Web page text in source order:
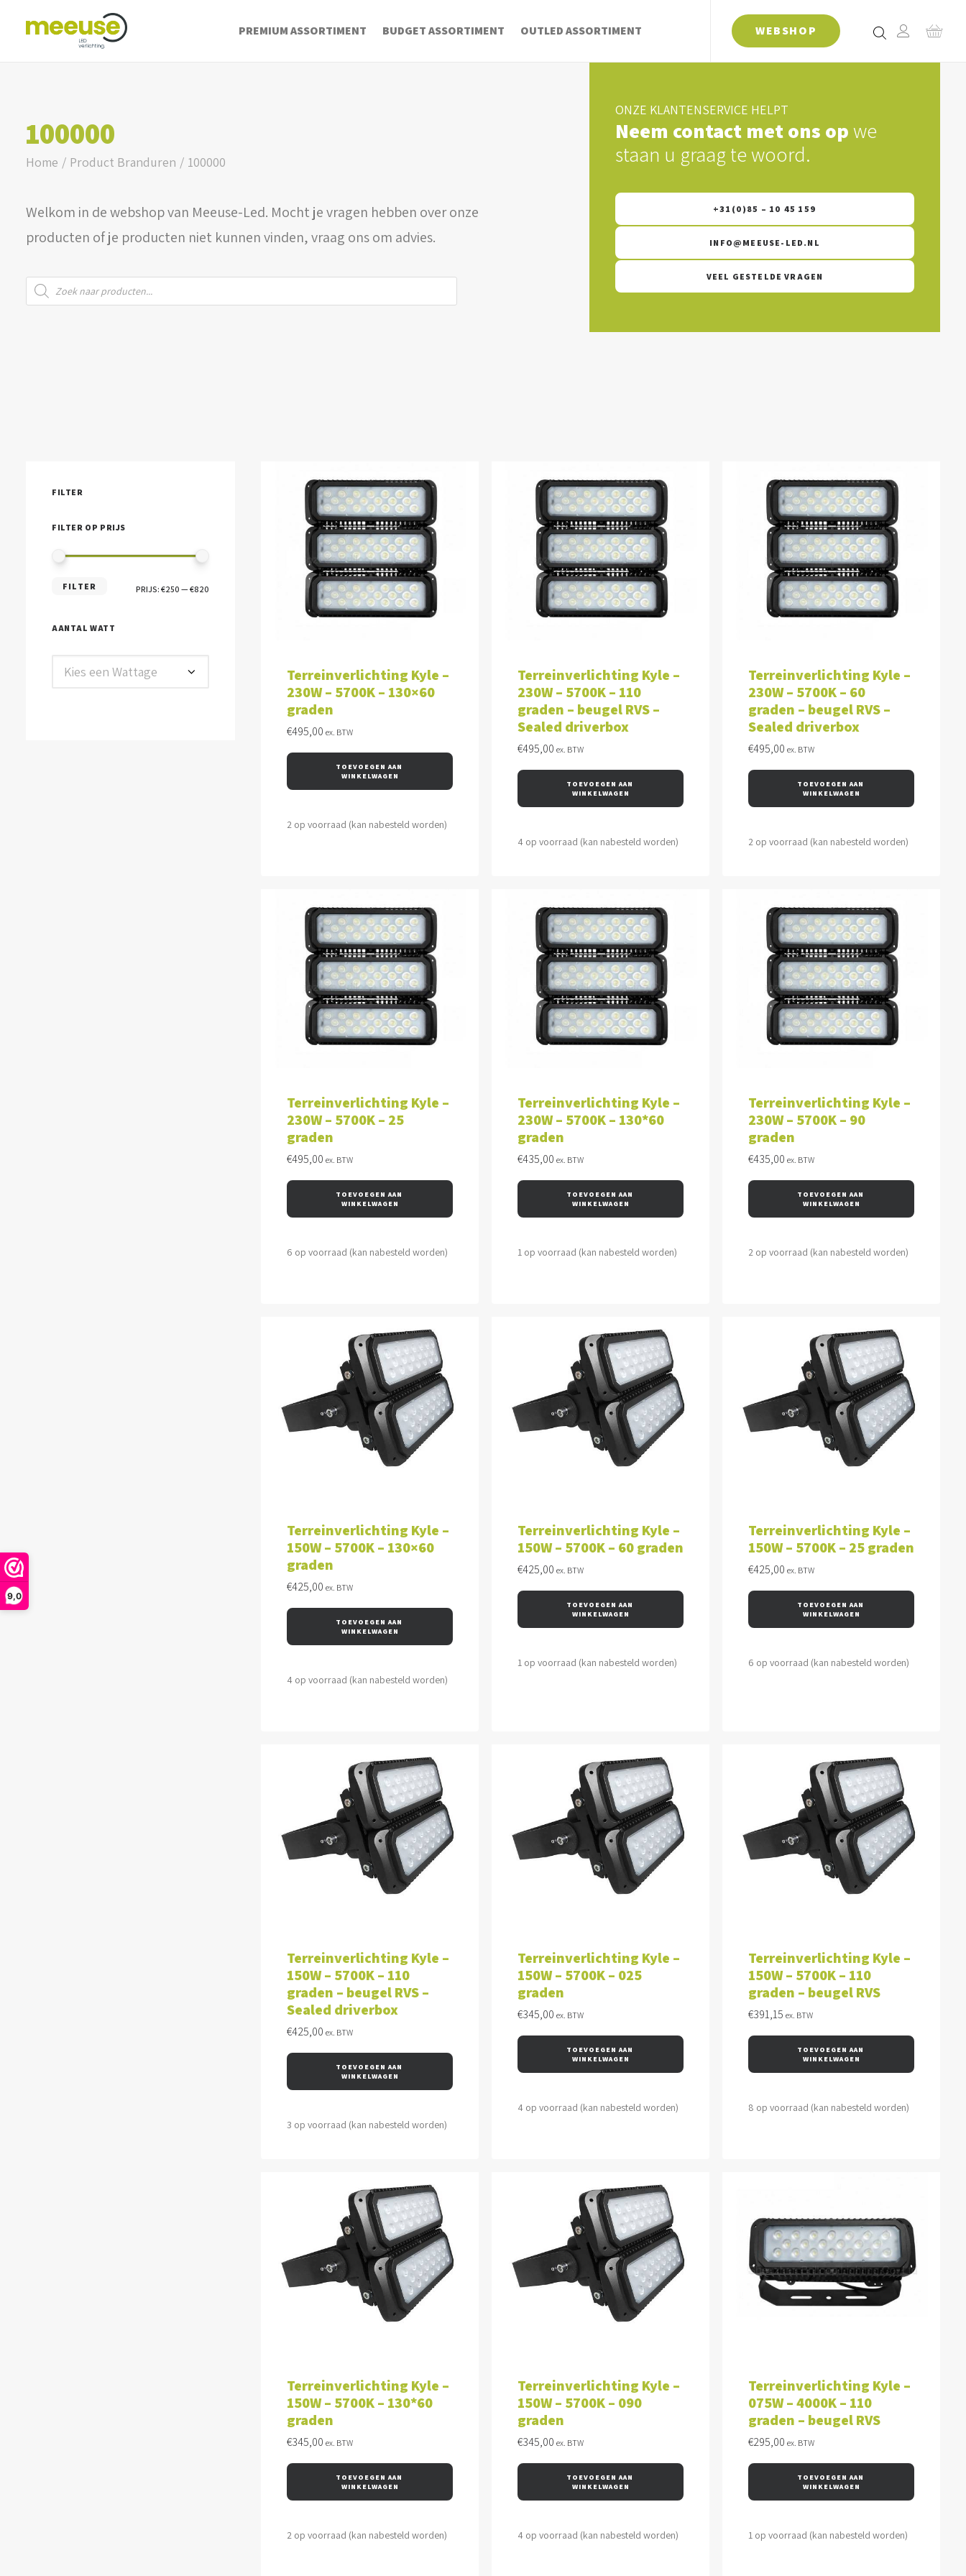
9,0
PREMIUM ASSORTIMENT BUDGET ASSORTIMENT OUTLED ASSORTIMENT WEBSHOP
100000
Home Product Branduren 100000
Welkom in de webshop van Meeuse-Led. Mocht je vragen hebben over onze
producten of je producten niet kunnen vinden, vraag ons om advies.
Producten
zoeken
ONZE KLANTENSERVICE HELPT
Neem contact met ons opwe
staan u graag te woord.
+31(0)85 – 10 45 159
INFO@MEEUSE-LED.NL
VEEL GESTELDE VRAGEN
FILTER
FILTER OP PRIJS
FILTER PRIJS: €250 — €820
AANTAL WATT
Kies een Wattage
Terreinverlichting Kyle –
230W – 5700K – 130×60
graden
€495,00 ex. BTW
TOEVOEGEN AAN
WINKELWAGEN
2 op voorraad (kan nabesteld worden)
Terreinverlichting Kyle –
230W – 5700K – 110
graden – beugel RVS –
Sealed driverbox
€495,00 ex. BTW
TOEVOEGEN AAN
WINKELWAGEN
4 op voorraad (kan nabesteld worden)
Terreinverlichting Kyle –
230W – 5700K – 60
graden – beugel RVS –
Sealed driverbox
€495,00 ex. BTW
TOEVOEGEN AAN
WINKELWAGEN
2 op voorraad (kan nabesteld worden)
Terreinverlichting Kyle –
230W – 5700K – 25
graden
€495,00 ex. BTW
TOEVOEGEN AAN
WINKELWAGEN
6 op voorraad (kan nabesteld worden)
Terreinverlichting Kyle –
230W – 5700K – 130*60
graden
€435,00 ex. BTW
TOEVOEGEN AAN
WINKELWAGEN
1 op voorraad (kan nabesteld worden)
Terreinverlichting Kyle –
230W – 5700K – 90
graden
€435,00 ex. BTW
TOEVOEGEN AAN
WINKELWAGEN
2 op voorraad (kan nabesteld worden)
Terreinverlichting Kyle –
150W – 5700K – 130×60
graden
€425,00 ex. BTW
TOEVOEGEN AAN
WINKELWAGEN
4 op voorraad (kan nabesteld worden)
Terreinverlichting Kyle –
150W – 5700K – 60 graden
€425,00 ex. BTW
TOEVOEGEN AAN
WINKELWAGEN
1 op voorraad (kan nabesteld worden)
Terreinverlichting Kyle –
150W – 5700K – 25 graden
€425,00 ex. BTW
TOEVOEGEN AAN
WINKELWAGEN
6 op voorraad (kan nabesteld worden)
Terreinverlichting Kyle –
150W – 5700K – 110
graden – beugel RVS –
Sealed driverbox
€425,00 ex. BTW
TOEVOEGEN AAN
WINKELWAGEN
3 op voorraad (kan nabesteld worden)
Terreinverlichting Kyle –
150W – 5700K – 025
graden
€345,00 ex. BTW
TOEVOEGEN AAN
WINKELWAGEN
4 op voorraad (kan nabesteld worden)
Terreinverlichting Kyle –
150W – 5700K – 110
graden – beugel RVS
€391,15 ex. BTW
TOEVOEGEN AAN
WINKELWAGEN
8 op voorraad (kan nabesteld worden)
Terreinverlichting Kyle –
150W – 5700K – 130*60
graden
€345,00 ex. BTW
TOEVOEGEN AAN
WINKELWAGEN
2 op voorraad (kan nabesteld worden)
Terreinverlichting Kyle –
150W – 5700K – 090
graden
€345,00 ex. BTW
TOEVOEGEN AAN
WINKELWAGEN
4 op voorraad (kan nabesteld worden)
Terreinverlichting Kyle –
075W – 4000K – 110
graden – beugel RVS
€295,00 ex. BTW
TOEVOEGEN AAN
WINKELWAGEN
1 op voorraad (kan nabesteld worden)